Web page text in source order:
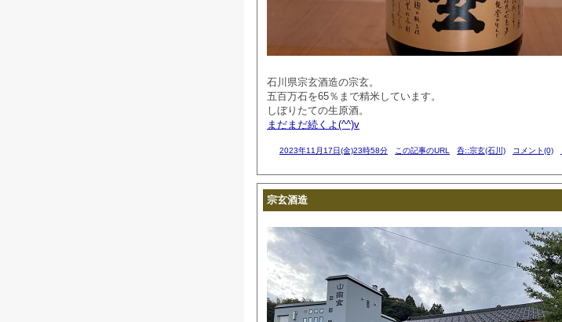
石川県宗玄酒造の宗玄。
五百万石を65％まで精米しています。
しぼりたての生原酒。
まだまだ続くよ(^^)v
2023年11月17日(金)23時58分 この記事のURL 呑::宗玄(石川) コメント(0)
宗玄酒造